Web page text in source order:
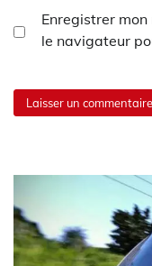
Enregistrer
le navigateur